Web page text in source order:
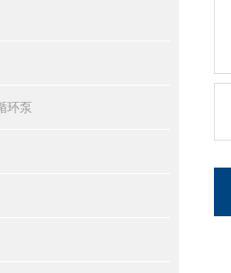
环泵